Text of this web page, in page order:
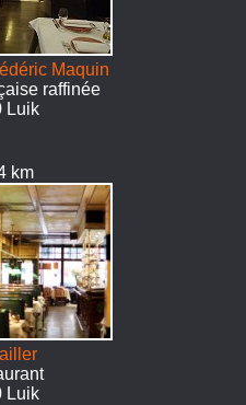
Maquin
raffinée
Luik
km
Luik